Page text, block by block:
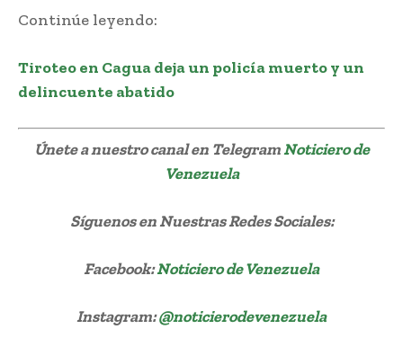
Continúe leyendo:
Tiroteo en Cagua deja un policía muerto y un
delincuente abatido
Únete a nuestro canal en TelegramNoticiero de
Venezuela
Síguenosen Nuestras Redes Sociales:
Facebook:Noticiero de Venezuela
Instagram:@noticierodevenezuela